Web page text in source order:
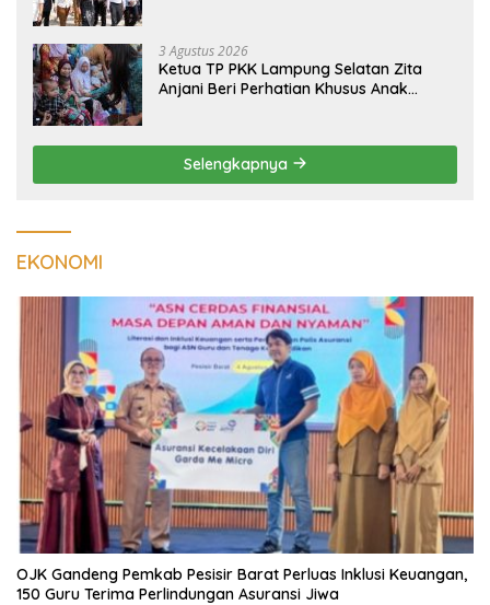
3 Agustus 2026
Ketua TP PKK Lampung Selatan Zita
Anjani Beri Perhatian Khusus Anak
Selengkapnya
EKONOMI
OJK Gandeng Pemkab Pesisir Barat Perluas Inklusi Keuangan,
150 Guru Terima Perlindungan Asuransi Jiwa